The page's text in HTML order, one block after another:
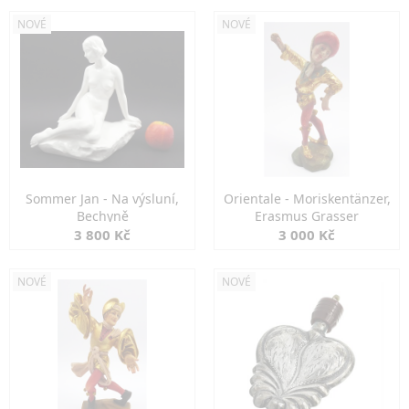
NOVÉ
Sommer Jan - Na výsluní,
Bechyně
3 800 Kč
NOVÉ
Orientale - Moriskentänzer,
Erasmus Grasser
3 000 Kč
NOVÉ NOVÉ